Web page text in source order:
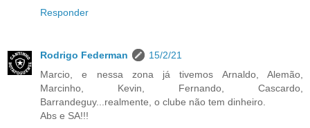
Responder
Rodrigo Federman
15/2/21
Marcio, e nessa zona já tivemos Arnaldo, Alemão,
Marcinho, Kevin, Fernando, Cascardo,
Barrandeguy...realmente, o clube não tem dinheiro.
Abs e SA!!!